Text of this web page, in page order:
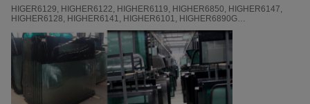
HIGER6129, HIGHER6122, HIGHER6119, HIGHER6850, HIGHER6147,
HIGHER6128, HIGHER6141, HIGHER6101, HIGHER6890G…